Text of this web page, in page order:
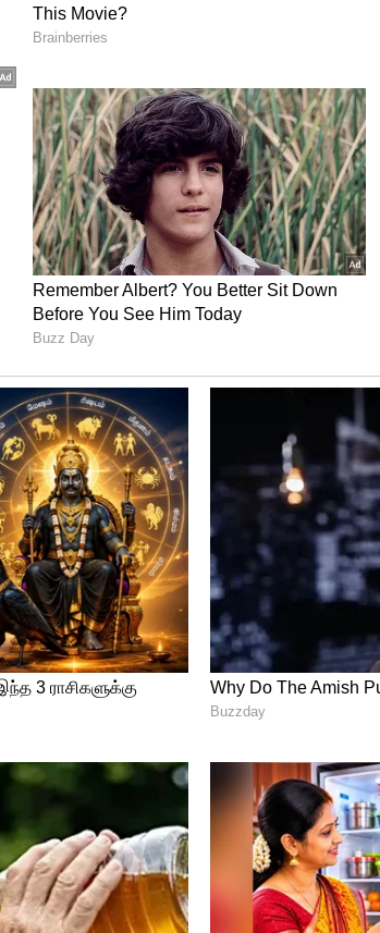
வுமான பிரேமலதா விஜயகாந்த்,
ராதன் பண்டிட் நியமிக்கப்பட்டது
இதையடுத்து பேசிய முதல்வர் விஜய்,
என கூறி இருந்தார்.
ராதன் பண்டிட்
தமிழக அரசு அறிவித்துள்ளது. கடும்
உத்தரவை ரத்து செய்து அரசு புதிய